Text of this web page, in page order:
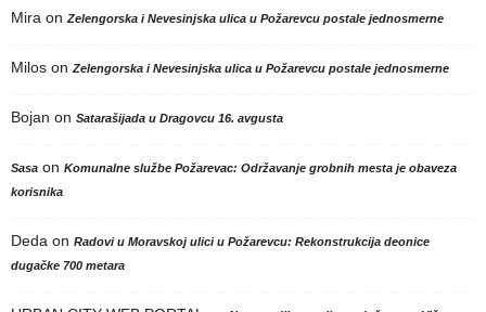
Mira on Zelengorska i Nevesinjska ulica u Požarevcu postale jednosmerne
Milos on Zelengorska i Nevesinjska ulica u Požarevcu postale jednosmerne
Bojan on Satarašijada u Dragovcu 16. avgusta
Sasa on Komunalne službe Požarevac: Održavanje grobnih mesta je obaveza
korisnika
Deda on Radovi u Moravskoj ulici u Požarevcu: Rekonstrukcija deonice
dugačke 700 metara